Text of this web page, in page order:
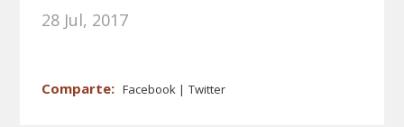
28 Jul, 2017
Facebook Twitter